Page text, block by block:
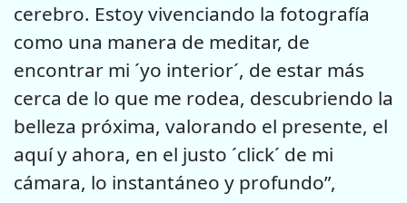
cerebro. Estoy vivenciando la fotografía
como una manera de meditar, de
encontrar mi ´yo interior´, de estar más
cerca de lo que me rodea, descubriendo la
belleza próxima, valorando el presente, el
aquí y ahora, en el justo ´click´ de mi
cámara, lo instantáneo y profundo”,